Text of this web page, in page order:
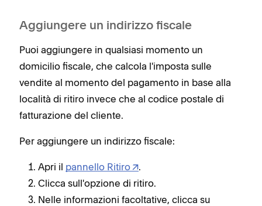
Aggiungere un indirizzo fiscale
Puoi aggiungere in qualsiasi momento un
domicilio fiscale, che calcola l'imposta sulle
vendite al momento del pagamento in base alla
località di ritiro invece che al codice postale di
fatturazione del cliente.
Per aggiungere un indirizzo fiscale:
Apri il pannello Ritiro
.
Clicca sull'opzione di ritiro.
Nelle informazioni facoltative, clicca su